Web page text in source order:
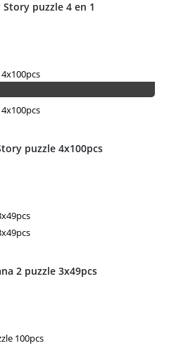
Story puzzle 4 en 1
puzzle 4x100pcs
2 puzzle 3x49pcs